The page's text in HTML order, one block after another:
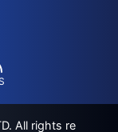
All rights re